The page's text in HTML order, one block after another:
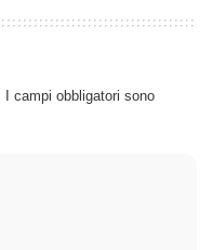
I campi obbligatori sono